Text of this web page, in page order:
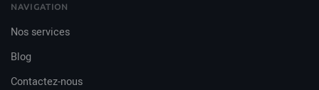
NAVIGATION
Nos services
Blog
Contactez-nous